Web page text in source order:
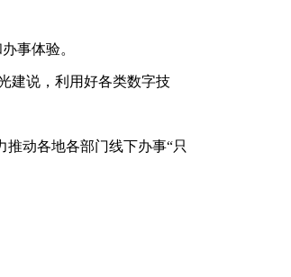
事体验。
建说，利用好各类数字技
动各地各部门线下办事“只